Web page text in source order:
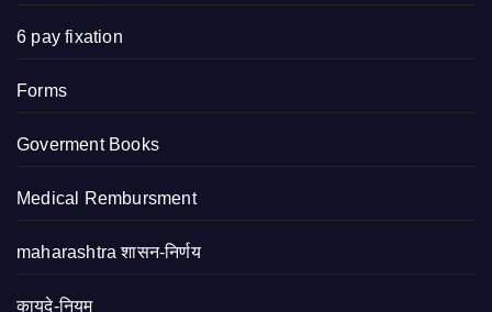
6 pay fixation
Forms
Goverment Books
Medical Rembursment
maharashtra शासन-निर्णय
कायदे-नियम